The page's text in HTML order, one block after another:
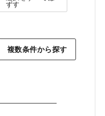
ずす
複数条件から探す